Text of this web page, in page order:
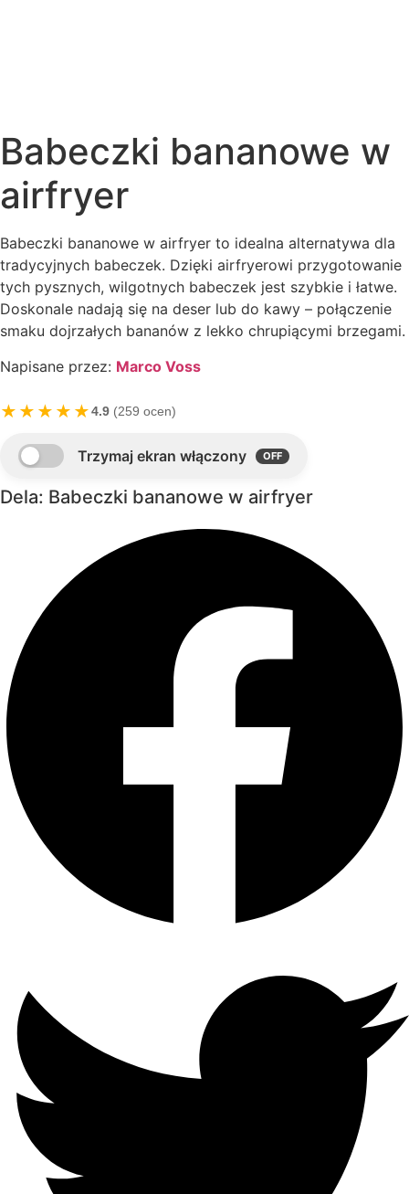
Babeczki bananowe w
airfryer
Babeczki bananowe w airfryer to idealna alternatywa dla
tradycyjnych babeczek. Dzięki airfryerowi przygotowanie
tych pysznych, wilgotnych babeczek jest szybkie i łatwe.
Doskonale nadają się na deser lub do kawy – połączenie
smaku dojrzałych bananów z lekko chrupiącymi brzegami.
Napisane przez: Marco Voss
★★★★★4.9 (259 ocen)
Dela: Babeczki bananowe w airfryer